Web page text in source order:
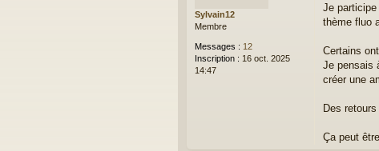
Sylvain12
Membre
Messages : 12
Inscription : 16 oct. 2025
14:47
a
g
Je participe
thème fluo
Certains
Je pensais
créer une
Des
Ça peut